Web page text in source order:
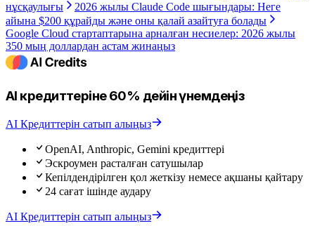
нұсқаулығы
2026 жылы Claude Code шығындары: Неге
айына $200 құрайды және оны қалай азайтуға болады
Google Cloud стартаптарына арналған несиелер: 2026 жылы
350 мың доллардан астам жинаңыз
AI кредиттеріне 60% дейін үнемдеңіз
AI Кредиттерін сатып алыңыз
OpenAI, Anthropic, Gemini кредиттері
Эскроумен расталған сатушылар
Кепілдендірілген қол жеткізу немесе ақшаны қайтару
24 сағат ішінде аудару
AI Кредиттерін сатып алыңыз